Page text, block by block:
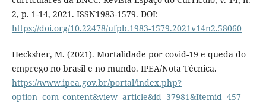
2, p. 1-14, 2021. ISSN1983-1579. DOI:
https://doi.org/10.22478/ufpb.1983-1579.2021v14n2.58060
Hecksher, M. (2021). Mortalidade por covid-19 e queda do
emprego no brasil e no mundo. IPEA/Nota Técnica.
https://www.ipea.gov.br/portal/index.php?
option=com_content&view=article&id=37981&Itemid=457